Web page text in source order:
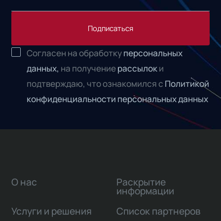
Подписаться
Согласен на обработкуперсональных
данных, на получениерассылоки
подтверждаю, что ознакомился с Политикой
конфиденциальности персональных данных
О нас
Услуги и решения
Раскрытие
информации
Список партнеров